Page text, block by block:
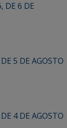
DE 6 DE
5 DE AGOSTO
4 DE AGOSTO